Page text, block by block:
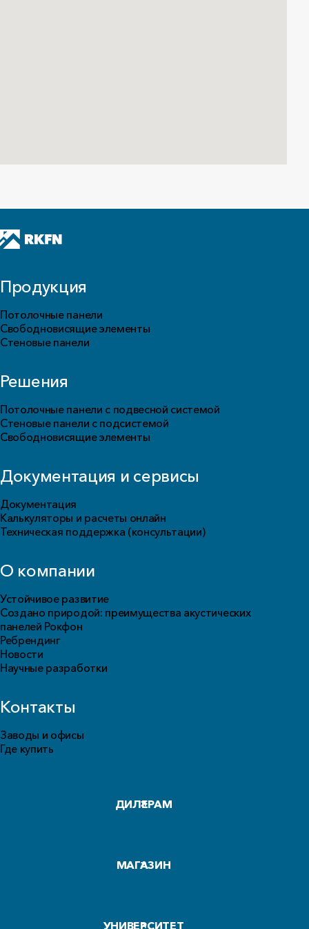
Продукция
Потолочные панели
Свободновисящие элементы
Стеновые панели
Решения
Потолочные панели с подвесной системой
Стеновые панели с подсистемой
Свободновисящие элементы
Документация и сервисы
Документация
Калькуляторы и расчеты онлайн
Техническая поддержка (консультации)
О компании
Устойчивое развитие
Создано природой: преимущества акустических
панелей Рокфон
Ребрендинг
Новости
Научные разработки
Контакты
Заводы и офисы
Где купить
ДИЛЕРАМ
МАГАЗИН
УНИВЕРСИТЕТ